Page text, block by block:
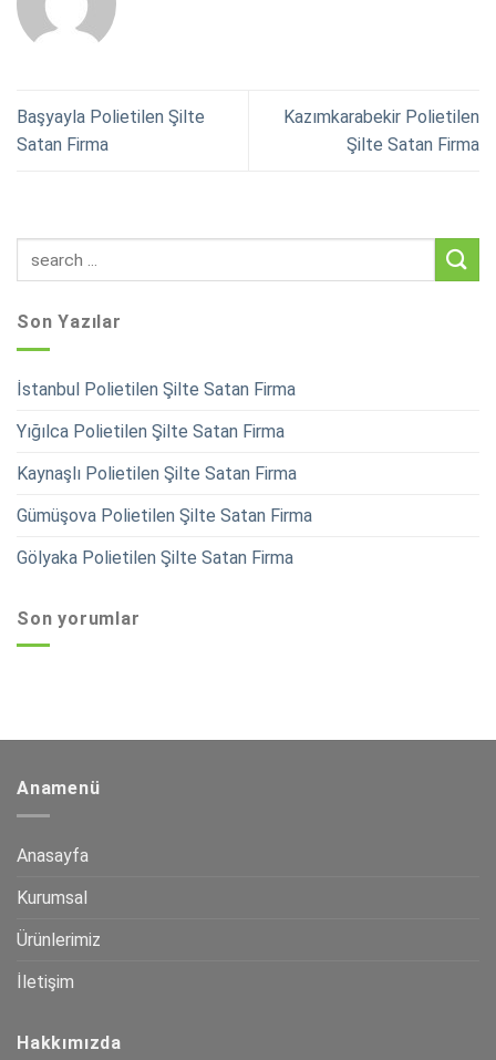
Başyayla Polietilen Şilte
Satan Firma
Kazımkarabekir Polietilen
Şilte Satan Firma
Son Yazılar
İstanbul Polietilen Şilte Satan Firma
Yığılca Polietilen Şilte Satan Firma
Kaynaşlı Polietilen Şilte Satan Firma
Gümüşova Polietilen Şilte Satan Firma
Gölyaka Polietilen Şilte Satan Firma
Son yorumlar
Anamenü
Anasayfa
Kurumsal
Ürünlerimiz
İletişim
Hakkımızda